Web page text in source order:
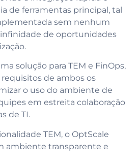
de ferramentas principal, tal
sem nenhum
de oportunidades
solução para TEM e FinOps,
de ambos os
o uso do ambiente de
em estreita colaboração
de TI.
TEM, o OptScale
ambiente transparente e